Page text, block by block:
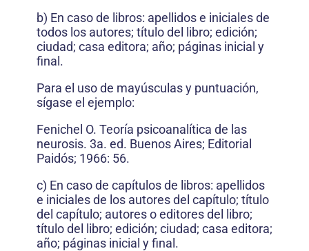
b) En caso de libros: apellidos e iniciales de
todos los autores; título del libro; edición;
ciudad; casa editora; año; páginas inicial y
final.
Para el uso de mayúsculas y puntuación,
sígase el ejemplo:
Fenichel O. Teoría psicoanalítica de las
neurosis. 3a. ed. Buenos Aires; Editorial
Paidós; 1966: 56.
c) En caso de capítulos de libros: apellidos
e iniciales de los autores del capítulo; título
del capítulo; autores o editores del libro;
título del libro; edición; ciudad; casa editora;
año; páginas inicial y final.